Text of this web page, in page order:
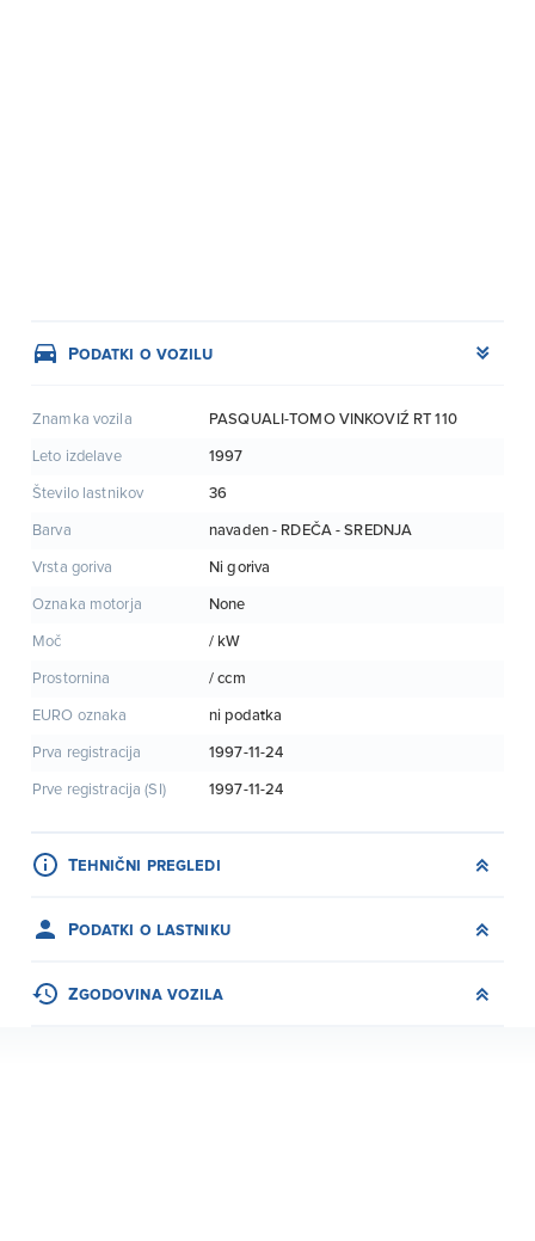
Podatki o vozilu
Znamka vozila PASQUALI-TOMO VINKOVIŹ RT 110
Leto izdelave 1997
Število lastnikov 36
Barva navaden - RDEČA - SREDNJA
Vrsta goriva Ni goriva
Oznaka motorja None
Moč / kW
Prostornina / ccm
EURO oznaka ni podatka
Prva registracija 1997-11-24
Prve registracija (SI) 1997-11-24
Tehnični pregledi
Podatki o lastniku
Zgodovina vozila